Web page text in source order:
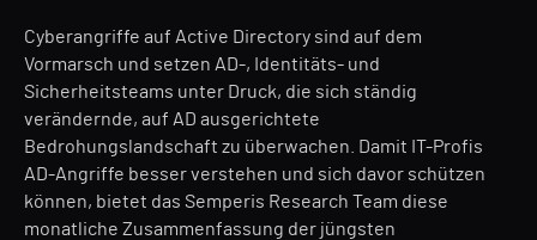
Cyberangriffe auf Active Directory sind auf dem
Vormarsch und setzen AD-, Identitäts- und
Sicherheitsteams unter Druck, die sich ständig
verändernde, auf AD ausgerichtete
Bedrohungslandschaft zu überwachen. Damit IT-Profis
AD-Angriffe besser verstehen und sich davor schützen
können, bietet das Semperis Research Team diese
monatliche Zusammenfassung der jüngsten